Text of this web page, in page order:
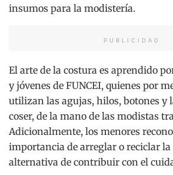
insumos para la modistería.
PUBLICIDAD
El arte de la costura es aprendido
y jóvenes de FUNCEI, quienes por
utilizan las agujas, hilos, botones y
coser, de la mano de las modistas
Adicionalmente, los menores
importancia de arreglar o reciclar la
alternativa de contribuir con el